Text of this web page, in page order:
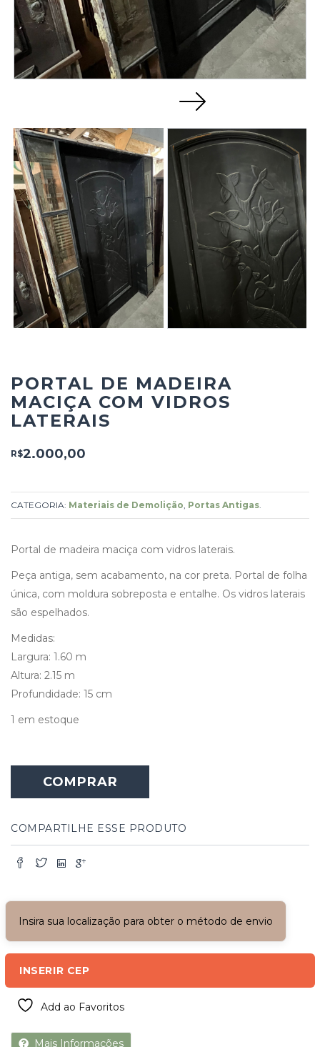
PORTAL DE MADEIRA
MACIÇA COM VIDROS
LATERAIS
R$2.000,00
CATEGORIA: Materiais de Demolição Portas Antigas
Portal de madeira maciça com vidros laterais.
Peça antiga, sem acabamento, na cor preta. Portal de folha
única, com moldura sobreposta e entalhe. Os vidros laterais
são espelhados.
Medidas:
Largura: 1.60 m
Altura: 2.15 m
Profundidade: 15 cm
1 em estoque
Madeira
Maciça
Vidros
Laterais
quantidade
COMPRAR
COMPARTILHE ESSE PRODUTO
Insira sua localização para obter o método de envio
INSERIR CEP
Add ao Favoritos
Mais Informações